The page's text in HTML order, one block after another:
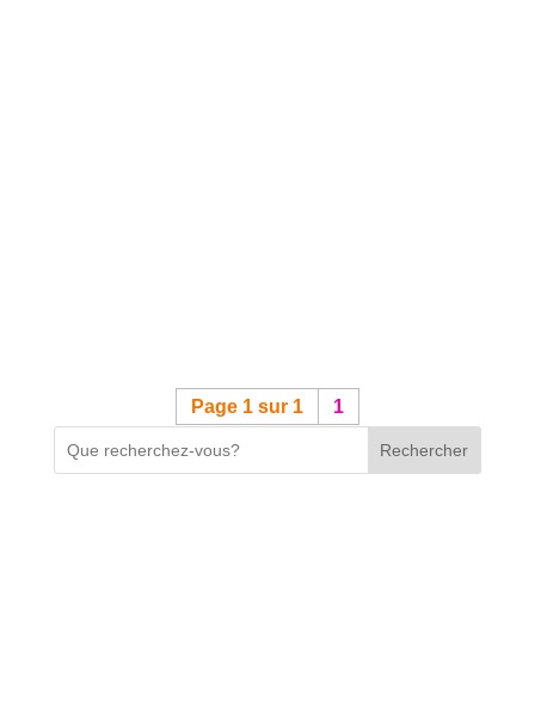
Page 1 sur 1 1
Rechercher